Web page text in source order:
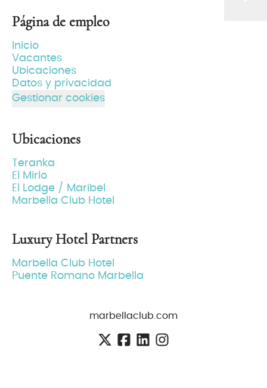
Página de empleo
Inicio
Vacantes
Ubicaciones
Datos y privacidad
Gestionar cookies
Ubicaciones
Teranka
El Mirlo
El Lodge / Maribel
Marbella Club Hotel
Luxury Hotel Partners
Marbella Club Hotel
Puente Romano Marbella
marbellaclub.com